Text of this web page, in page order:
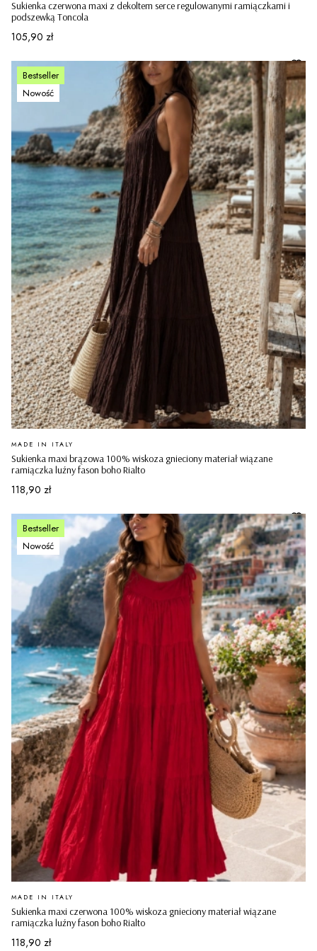
Sukienka czerwona maxi z dekoltem serce regulowanymi ramiączkami i
podszewką Toncola
Cena
105,90 zł
Bestseller
Nowość
Sukienka maxi brązowa 100% wiskoza gnieciony materiał wiązane
ramiączka luźny fason boho Rialto
PRODUCENT
MADE IN ITALY
Cena
118,90 zł
Bestseller
Nowość
Sukienka maxi czerwona 100% wiskoza gnieciony materiał wiązane
ramiączka luźny fason boho Rialto
PRODUCENT
MADE IN ITALY
Cena
118,90 zł